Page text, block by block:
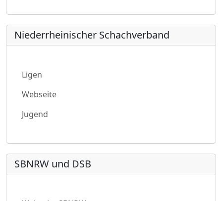
Niederrheinischer Schachverband
Ligen
Webseite
Jugend
SBNRW und DSB